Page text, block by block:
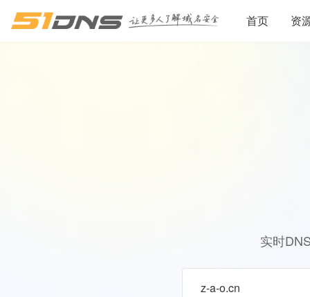
首页 资
实时